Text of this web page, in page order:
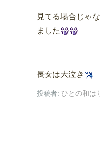
見てる場合じゃ
ました
長女は大泣き
投稿者: ひとの和は